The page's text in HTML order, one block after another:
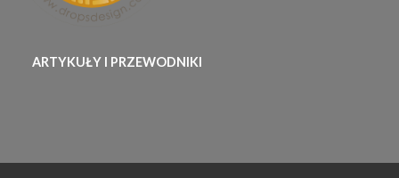
ARTYKUŁY I PRZEWODNIKI